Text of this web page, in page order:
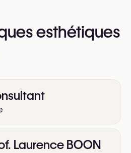
esthetic.com/
esthétiques
Laurence BOON